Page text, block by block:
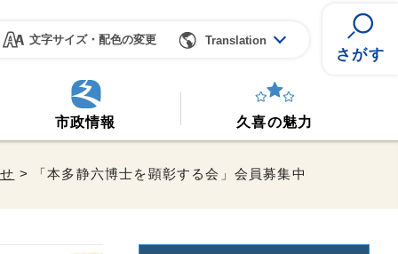
文字サイズ・配色の変更 Translation
さがす
市政情報 久喜の魅力
> 「本多静六博士を顕彰する会」会員募集中